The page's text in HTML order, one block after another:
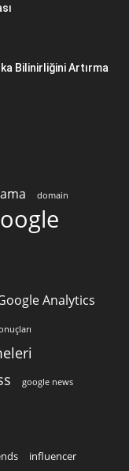
Bilinirliğini Artırma
domain
Analytics
google news
influencer